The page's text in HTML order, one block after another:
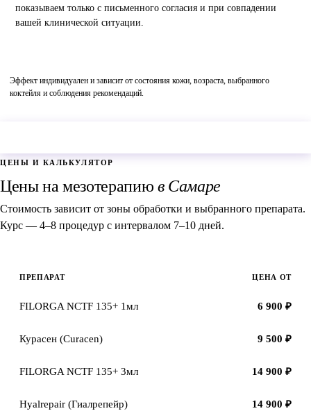
показываем только с письменного согласия и при совпадении
вашей клинической ситуации.
Эффект индивидуален и зависит от состояния кожи, возраста, выбранного
коктейля и соблюдения рекомендаций.
ЦЕНЫ И КАЛЬКУЛЯТОР
Цены на мезотерапию в Самаре
Стоимость зависит от зоны обработки и выбранного препарата.
Курс — 4–8 процедур с интервалом 7–10 дней.
ПРЕПАРАТ ЦЕНА ОТ
FILORGA NCTF 135+ 1мл 6 900 ₽
Курасен (Curacen) 9 500 ₽
FILORGA NCTF 135+ 3мл 14 900 ₽
Hyalrepair (Гиалрепейр) 14 900 ₽